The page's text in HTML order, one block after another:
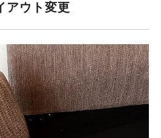
アウト変更